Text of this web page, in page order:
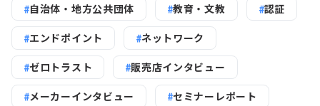
自治体・地方公共団体 教育・文教 認証
エンドポイント ネットワーク
ゼロトラスト 販売店インタビュー
メーカーインタビュー セミナーレポート